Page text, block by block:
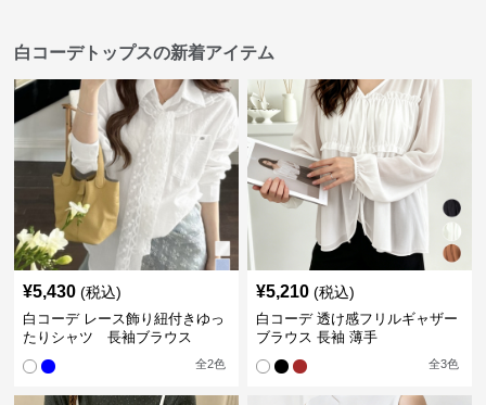
白コーデトップスの新着アイテム
¥5,430 (税込)
白コーデ レース飾り紐付きゆっ
たりシャツ 長袖ブラウス
全2色
¥5,210 (税込)
白コーデ 透け感フリルギャザー
ブラウス 長袖 薄手
全3色